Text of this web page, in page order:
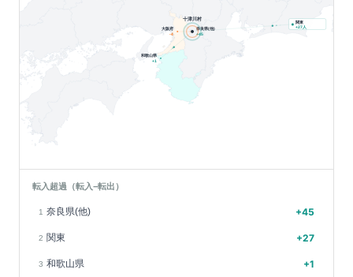
奈良県(他)
+45
和歌山県
+1
大阪府
-4
十津川村
関東
+27人
転入超過（転入−転出）
1 奈良県(他) +45
2 関東 +27
3 和歌山県 +1